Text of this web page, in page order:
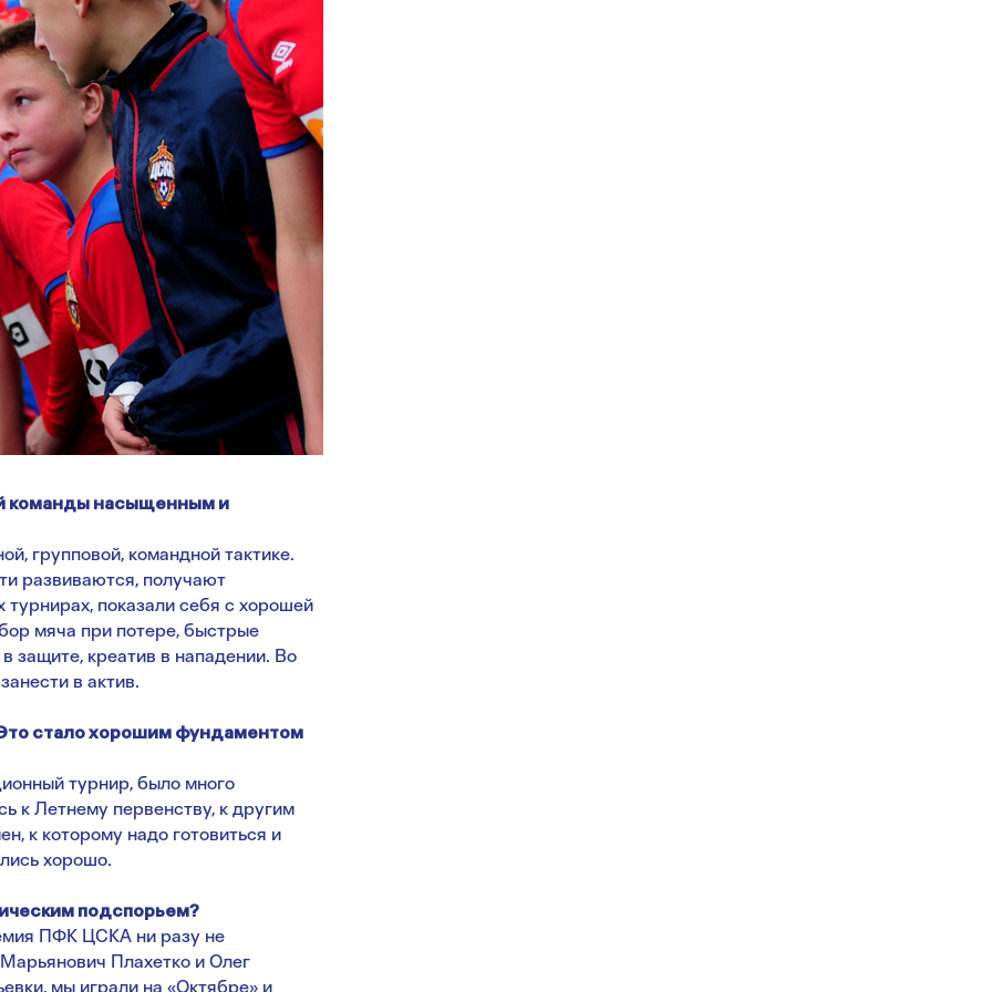
команды насыщенным и
групповой, командной тактике.
развиваются, получают
показали себя с хорошей
мяча при потере, быстрые
защите, креатив в нападении. Во
в актив.
стало хорошим фундаментом
турнир, было много
к Летнему первенству, к другим
к которому надо готовиться и
хорошо.
подспорьем?
ПФК ЦСКА ни разу не
Плахетко и Олег
мы играли на «Октябре» и